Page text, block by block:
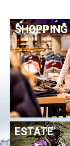
SHOPPING
ESTATE